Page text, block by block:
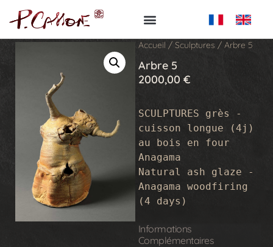
Accueil / Sculptures / Arbre 5
Arbre 5
2000,00 €
SCULPTURES grès -
cuisson longue (4j)
au bois en four
Anagama
Natural ash glaze -
Anagama woodfiring
(4 days)
Informations
Complémentaires